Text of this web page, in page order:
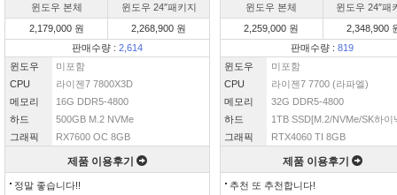
윈도우 본체
윈도우 24″패키지
2,179,000 원
2,268,900 원
판매수량 : 2,614
윈도우
미포함
CPU
라이젠7 7800X3D
메모리
16G DDR5-4800
하드
500GB M.2 NVMe
그래픽
RX7600 OC 8GB
제품 이용후기
정말 좋습니다!!
윈도우 본체
윈도우 24″패
2,259,000 원
2,348,900
판매수량 : 819
윈도우
미포함
CPU
라이젠7 7700 (라파엘)
메모리
32G DDR5-4800
하드
1TB SSD[M.2/NVMe/SK하이
그래픽
RTX4060 TI 8GB
제품 이용후기
추천 또 추천합니다!